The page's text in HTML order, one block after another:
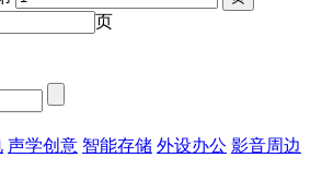
页
声学创意 智能存储 外设办公 影音周边